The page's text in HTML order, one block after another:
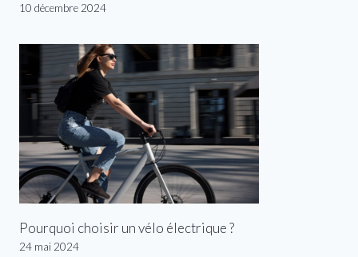
10 décembre 2024
Pourquoi choisir un vélo électrique ?
24 mai 2024